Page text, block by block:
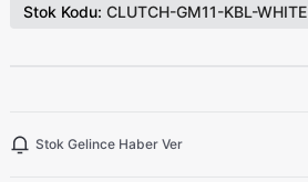
Stok Kodu: CLUTCH-GM11-KBL-WHITE
Stok Gelince Haber Ver